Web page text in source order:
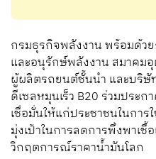
กรมธุรกิจพลังงาน พร้อมด้
และอนุรักษ์พลังงาน สมาคม
ผู้ผลิตรถยนต์ชั้นนำ และบริ
ดีเซลหมุนเร็ว B20 ร่วมประ
เชื่อมั่นให้แก่ประชาชนในการ
มุ่งเป้าในการลดการพึ่งพาเ
วิกฤตการณ์ราคาน้ำมันโลก